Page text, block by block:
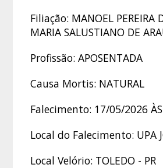
Filiação: MANOEL PEREIRA
MARIA SALUSTIANO DE
Profissão: APOSENTADA
Causa Mortis: NATURAL
Falecimento: 17/05/2026
Local do Falecimento: UPA
Local Velório: TOLEDO - PR